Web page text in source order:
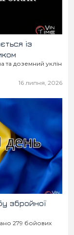
із
та доземний уклін
16 липня, 2026
збройної
279 бойових